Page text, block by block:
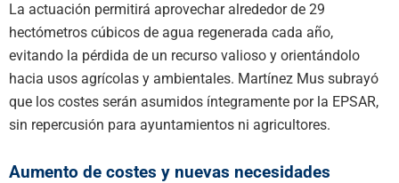
La actuación permitirá aprovechar alrededor de 29
hectómetros cúbicos de agua regenerada cada año,
evitando la pérdida de un recurso valioso y orientándolo
hacia usos agrícolas y ambientales. Martínez Mus subrayó
que los costes serán asumidos íntegramente por la EPSAR,
sin repercusión para ayuntamientos ni agricultores.
Aumento de costes y nuevas necesidades